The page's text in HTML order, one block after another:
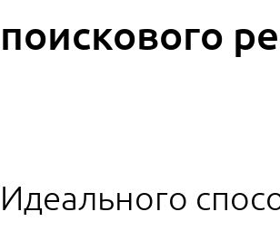
поискового
Идеального